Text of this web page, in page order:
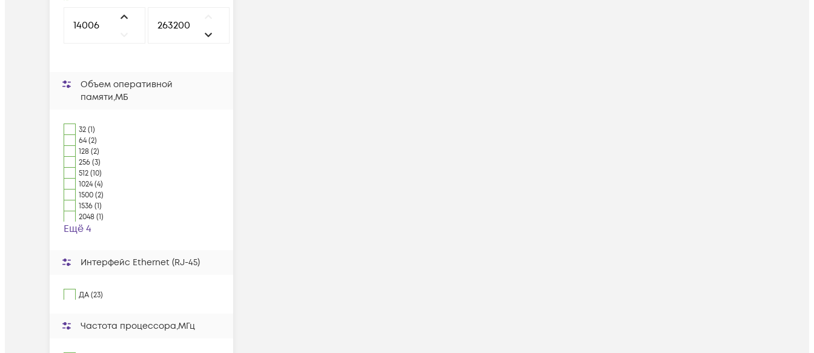
Объем оперативной
памяти,МБ
32 (1)
64 (2)
128 (2)
256 (3)
512 (10)
1024 (4)
1500 (2)
1536 (1)
2048 (1)
Ещё 4
Интерфейс Ethernet (RJ-45)
ДА (23)
Частота процессора,МГц